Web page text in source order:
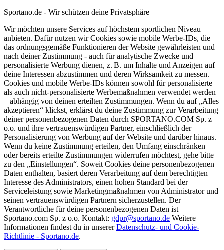
Sportano.de - Wir schützen deine Privatsphäre
Wir möchten unsere Services auf höchstem sportlichen Niveau
anbieten. Dafür nutzen wir Cookies sowie mobile Werbe-IDs, die
das ordnungsgemäße Funktionieren der Website gewährleisten und
nach deiner Zustimmung - auch für analytische Zwecke und
personalisierte Werbung dienen, z. B. um Inhalte und Anzeigen auf
deine Interessen abzustimmen und deren Wirksamkeit zu messen.
Cookies und mobile Werbe-IDs können sowohl für personalisierte
als auch nicht-personalisierte Werbemaßnahmen verwendet werden
– abhängig von deinen erteilten Zustimmungen. Wenn du auf „Alles
akzeptieren“ klickst, erklärst du deine Zustimmung zur Verarbeitung
deiner personenbezogenen Daten durch SPORTANO.COM Sp. z
o.o. und ihre vertrauenswürdigen Partner, einschließlich der
Personalisierung von Werbung auf der Website und darüber hinaus.
Wenn du keine Zustimmung erteilen, den Umfang einschränken
oder bereits erteilte Zustimmungen widerrufen möchtest, gehe bitte
zu den „Einstellungen“. Soweit Cookies deine personenbezogenen
Daten enthalten, basiert deren Verarbeitung auf dem berechtigten
Interesse des Administrators, einen hohen Standard bei der
Serviceleistung sowie Marketingmaßnahmen von Administrator und
seinen vertrauenswürdigen Partnern sicherzustellen. Der
Verantwortliche für deine personenbezogenen Daten ist
Sportano.com Sp. z o.o. Kontakt: gdpr@sportano.de Weitere
Informationen findest du in unsererDatenschutz- und Cookie-
Richtlinie - Sportano.de.